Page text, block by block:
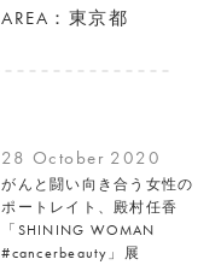
AREA：東京都
28 October 2020
がんと闘い向き合う女性の
ポートレイト、殿村任香
「SHINING WOMAN
#cancerbeauty」展